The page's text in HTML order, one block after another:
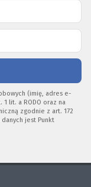
(imię, adres e-
lit. a RODO oraz na
zgodnie z art. 172
jest Punkt